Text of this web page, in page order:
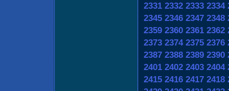
2331 2332 2333 2334
2345 2346 2347 2348
2359 2360 2361 2362
2373 2374 2375 2376
2387 2388 2389 2390
2401 2402 2403 2404
2415 2416 2417 2418